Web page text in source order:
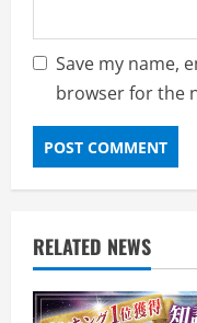
Save my name,
browser for the
RELATED NEWS